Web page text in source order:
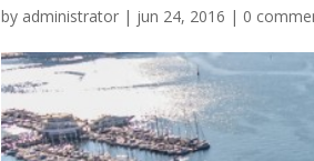
by administrator | jun 24, 2016 | 0